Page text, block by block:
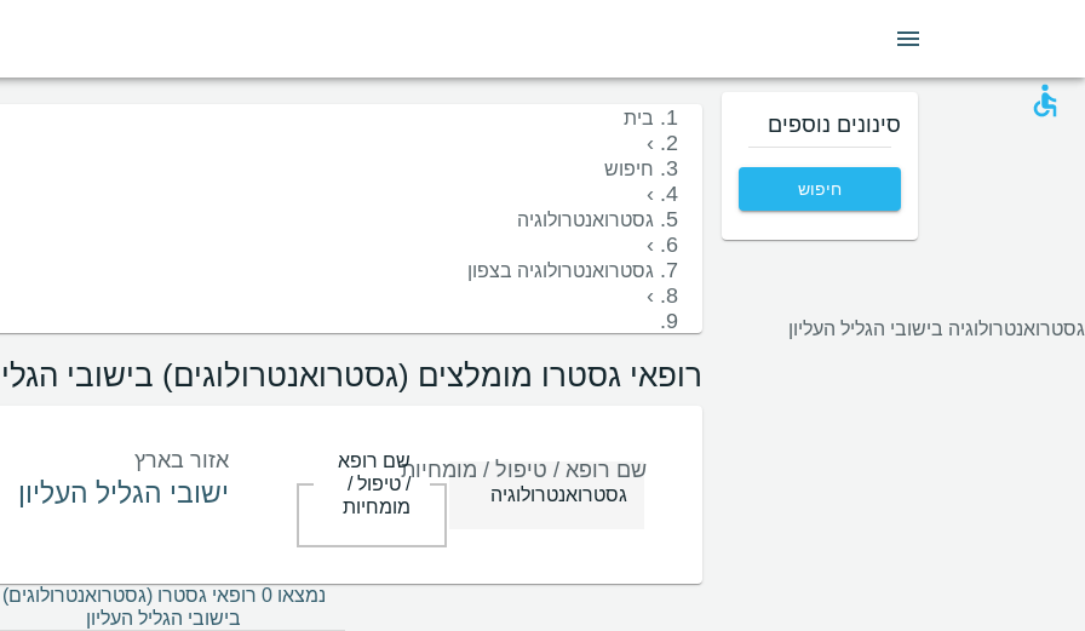
בית
›
חיפוש
›
גסטרואנטרולוגיה
›
גסטרואנטרולוגיה בצפון
›
גסטרואנטרולוגיה בישובי הגליל העליון
רופאי גסטרו מומלצים (גסטרואנטרולוגים) בישובי
שם רופא / טיפול / מומחיותשם רופא
/ טיפול /
מומחיות
אזור בארץ
נמצאו 0 רופאי גסטרו (גסטרואנטרולוגים)
בישובי הגליל העליון
סינונים נוספים
חיפוש